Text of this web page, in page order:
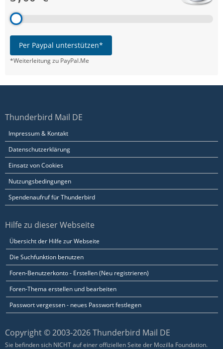
Per Paypal unterstützen*
*Weiterleitung zu PayPal.Me
Thunderbird Mail DE
Impressum & Kontakt
Datenschutzerklärung
Einsatz von Cookies
Nutzungsbedingungen
Spendenaufruf für Thunderbird
Hilfe zu dieser Webseite
Übersicht der Hilfe zur Webseite
Die Suchfunktion benutzen
Foren-Benutzerkonto - Erstellen (Neu registrieren)
Foren-Thema erstellen und bearbeiten
Passwort vergessen - neues Passwort festlegen
Copyright © 2003-2026 Thunderbird Mail DE
Sie befinden sich NICHT auf einer offiziellen Seite der Mozilla Foundation.